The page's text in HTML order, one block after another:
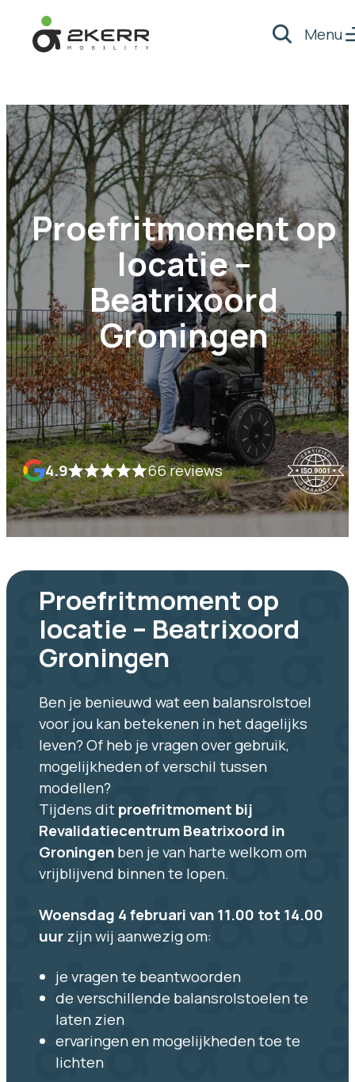
Zoeken
Menu
Proefritmoment op
locatie –
Beatrixoord
Groningen
4.9 66 reviews
Proefritmoment op
locatie – Beatrixoord
Groningen
Ben je benieuwd wat een balansrolstoel
voor jou kan betekenen in het dagelijks
leven? Of heb je vragen over gebruik,
mogelijkheden of verschil tussen
modellen?
Tijdens ditproefritmoment bij
Revalidatiecentrum Beatrixoord in
Groningenben je van harte welkom om
vrijblijvend binnen te lopen.
Woensdag 4 februari van 11.00 tot 14.00
uurzijn wij aanwezig om:
je vragen te beantwoorden
de verschillende balansrolstoelen te
laten zien
ervaringen en mogelijkheden toe te
lichten